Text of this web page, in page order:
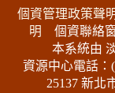
個資管理政策聲
明 個資聯絡窗
本系統由
資源中心電話：
25137 新北